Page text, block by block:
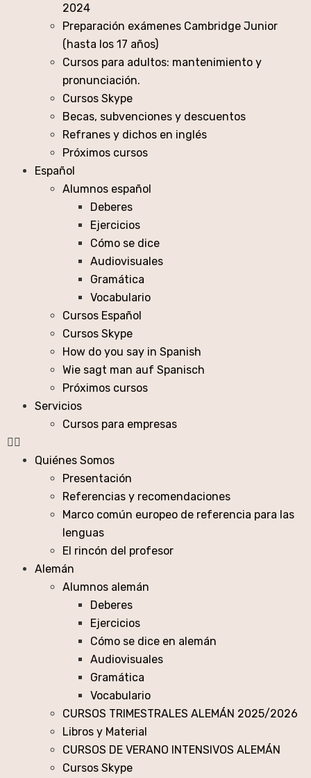
2024
Preparación exámenes Cambridge Junior
(hasta los 17 años)
Cursos para adultos: mantenimiento y
pronunciación.
Cursos Skype
Becas, subvenciones y descuentos
Refranes y dichos en inglés
Próximos cursos
Español
Alumnos español
Deberes
Ejercicios
Cómo se dice
Audiovisuales
Gramática
Vocabulario
Cursos Español
Cursos Skype
How do you say in Spanish
Wie sagt man auf Spanisch
Próximos cursos
Servicios
Cursos para empresas
Quiénes Somos
Presentación
Referencias y recomendaciones
Marco común europeo de referencia para las
lenguas
El rincón del profesor
Alemán
Alumnos alemán
Deberes
Ejercicios
Cómo se dice en alemán
Audiovisuales
Gramática
Vocabulario
CURSOS TRIMESTRALES ALEMÁN 2025/2026
Libros y Material
CURSOS DE VERANO INTENSIVOS ALEMÁN
Cursos Skype